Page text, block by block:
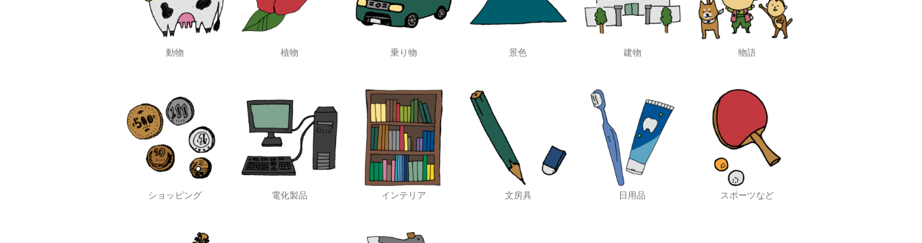
動物 植物 乗り物 景色 建物 物語
ショッピング 電化製品 インテリア 文房具 日用品 スポーツなど